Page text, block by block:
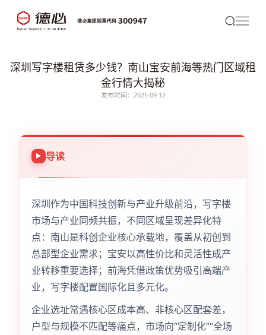
深圳写字楼租赁多少钱？南山宝安前海等热门区域租
金行情大揭秘
发布时间：2025-09-12
导读
深圳作为中国科技创新与产业升级前沿，写字楼
市场与产业同频共振，不同区域呈现差异化特
点：南山是科创企业核心承载地，覆盖从初创到
总部型企业需求；宝安以高性价比和灵活性成产
业转移重要选择；前海凭借政策优势吸引高端产
业，写字楼配置国际化且多元化。
企业选址常遇核心区成本高、非核心区配套差，
户型与规模不匹配等痛点，市场向“定制化”“全场